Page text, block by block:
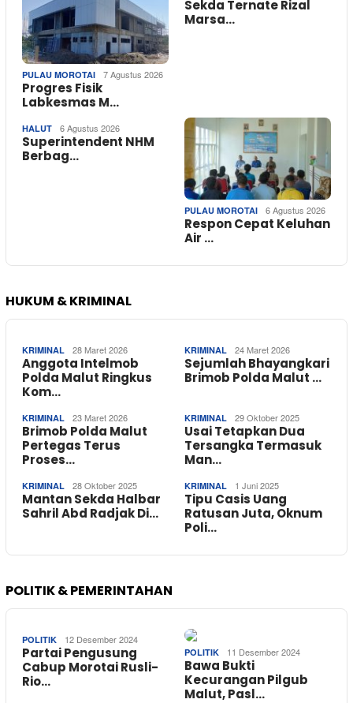
PULAU MOROTAI 7 Agustus 2026
Progres Fisik
Labkesmas M…
Sekda Ternate Rizal
Marsa…
HALUT 6 Agustus 2026
Superintendent NHM
Berbag…
PULAU MOROTAI 6 Agustus 2026
Respon Cepat Keluhan
Air …
HUKUM & KRIMINAL
KRIMINAL 28 Maret 2026
Anggota Intelmob
Polda Malut Ringkus
Kom…
KRIMINAL 24 Maret 2026
Sejumlah Bhayangkari
Brimob Polda Malut …
KRIMINAL 23 Maret 2026
Brimob Polda Malut
Pertegas Terus
Proses…
KRIMINAL 29 Oktober 2025
Usai Tetapkan Dua
Tersangka Termasuk
Man…
KRIMINAL 28 Oktober 2025
Mantan Sekda Halbar
Sahril Abd Radjak Di…
KRIMINAL 1 Juni 2025
Tipu Casis Uang
Ratusan Juta, Oknum
Poli…
POLITIK & PEMERINTAHAN
POLITIK 12 Desember 2024
Partai Pengusung
Cabup Morotai Rusli-
Rio…
POLITIK 11 Desember 2024
Bawa Bukti
Kecurangan Pilgub
Malut, Pasl…